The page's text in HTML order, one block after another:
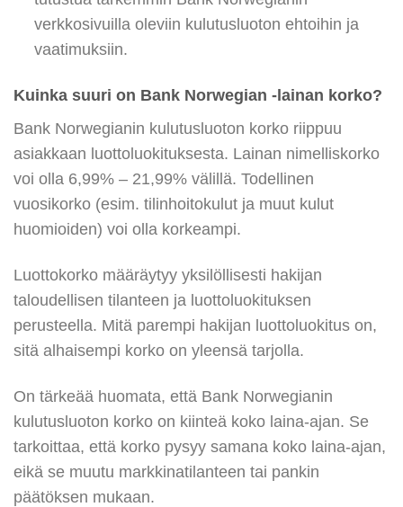
verkkosivuilla oleviin kulutusluoton ehtoihin ja
vaatimuksiin.
Kuinka suuri on Bank Norwegian -lainan korko?
Bank Norwegianin kulutusluoton korko riippuu
asiakkaan luottoluokituksesta. Lainan nimelliskorko
voi olla 6,99% – 21,99% välillä. Todellinen
vuosikorko (esim. tilinhoitokulut ja muut kulut
huomioiden) voi olla korkeampi.
Luottokorko määräytyy yksilöllisesti hakijan
taloudellisen tilanteen ja luottoluokituksen
perusteella. Mitä parempi hakijan luottoluokitus on,
sitä alhaisempi korko on yleensä tarjolla.
On tärkeää huomata, että Bank Norwegianin
kulutusluoton korko on kiinteä koko laina-ajan. Se
tarkoittaa, että korko pysyy samana koko laina-ajan,
eikä se muutu markkinatilanteen tai pankin
päätöksen mukaan.